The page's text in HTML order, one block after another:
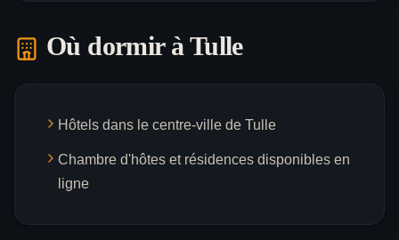
Où dormir à Tulle
Hôtels dans le centre-ville de Tulle
Chambre d'hôtes et résidences disponibles en
ligne